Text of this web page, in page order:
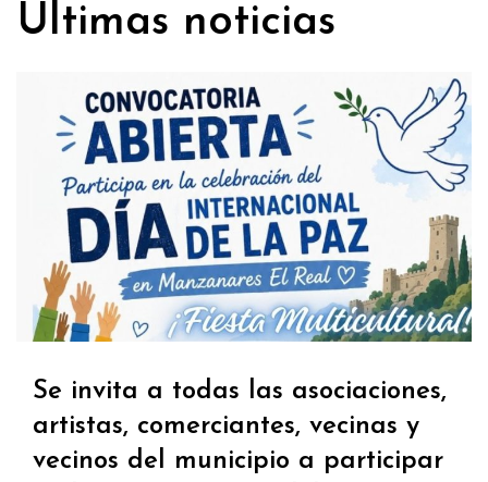
Últimas noticias
Se invita a todas las asociaciones,
artistas, comerciantes, vecinas y
vecinos del municipio a participar